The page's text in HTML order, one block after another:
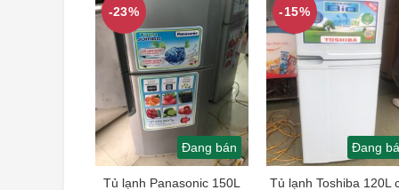
Đang bán
-23%
Tủ lạnh Panasonic 150L
Đang
-15%
Tủ lạnh Toshiba 120L